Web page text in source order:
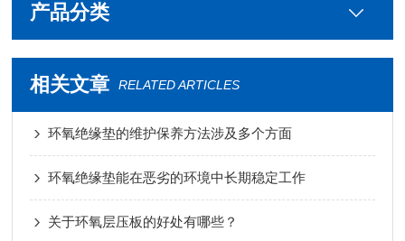
产品分类
相关文章 RELATED ARTICLES
环氧绝缘垫的维护保养方法涉及多个方面
环氧绝缘垫能在恶劣的环境中长期稳定工作
关于环氧层压板的好处有哪些？